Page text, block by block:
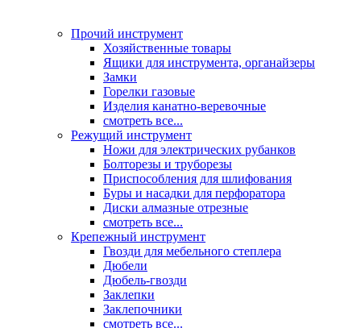
Прочий инструмент
Хозяйственные товары
Ящики для инструмента, органайзеры
Замки
Горелки газовые
Изделия канатно-веревочные
смотреть все...
Режущий инструмент
Ножи для электрических рубанков
Болторезы и труборезы
Приспособления для шлифования
Буры и насадки для перфоратора
Диски алмазные отрезные
смотреть все...
Крепежный инструмент
Гвозди для мебельного степлера
Дюбели
Дюбель-гвозди
Заклепки
Заклепочники
смотреть все...